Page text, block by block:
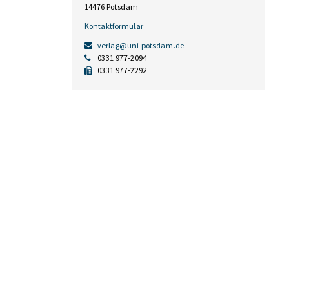
14476 Potsdam
Kontaktformular
verlag@uni-potsdam.de
0331 977-2094
0331 977-2292